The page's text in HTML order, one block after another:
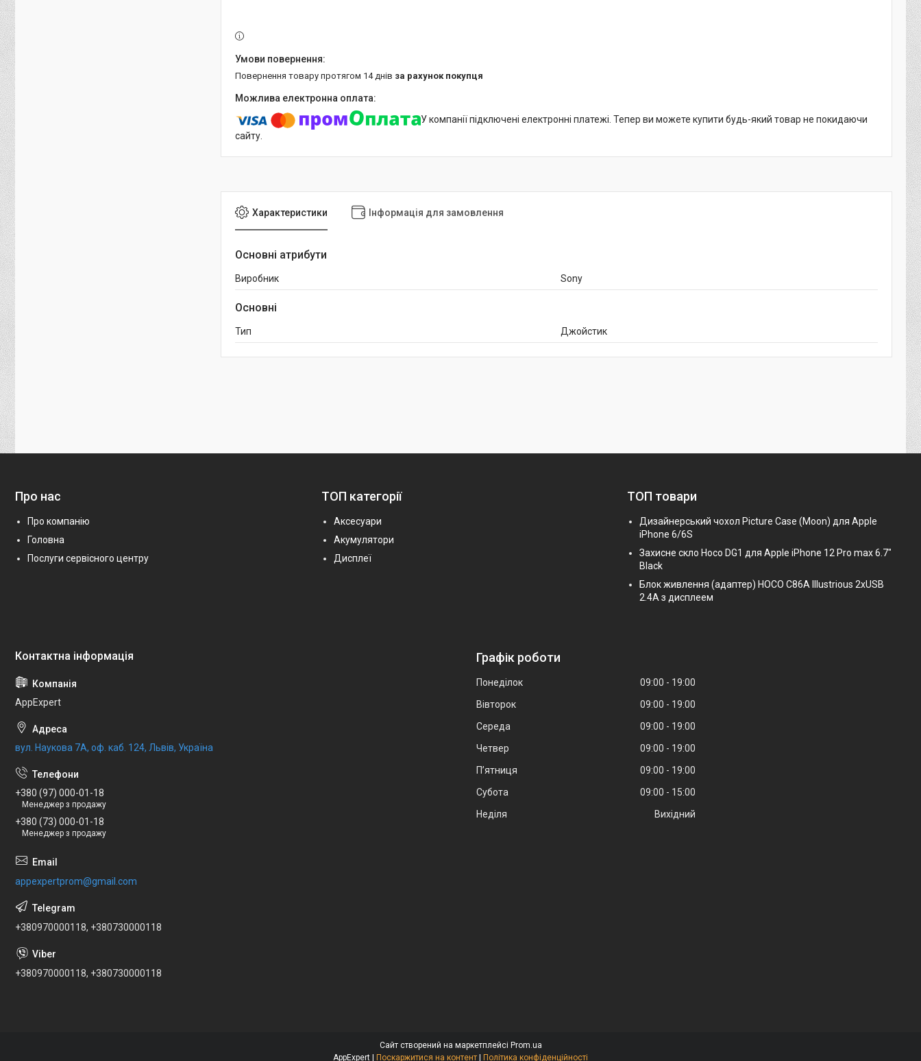
повернення товару протягом 14 днів за рахунок покупця
У компанії підключені електронні платежі. Тепер ви можете купити будь-який товар не покидаючи
сайту.
Характеристики Інформація для замовлення
Основні атрибути
Виробник Sony
Основні
Тип Джойстик
Про нас
Про компанію
Головна
Послуги сервісного центру
ТОП категорії
Аксесуари
Акумулятори
Дисплеї
ТОП товари
Дизайнерський чохол Picture Case (Moon) для Apple
iPhone 6/6S
Захисне скло Hoco DG1 для Apple iPhone 12 Pro max 6.7"
Black
Блок живлення (адаптер) HOCO C86A Illustrious 2xUSB
2.4A з дисплеем
AppExpert
вул. Наукова 7А, оф. каб. 124, Львів, Україна
+380 (97) 000-01-18
Менеджер з продажу
+380 (73) 000-01-18
Менеджер з продажу
appexpertprom@gmail.com
+380970000118, +380730000118
+380970000118, +380730000118
Графік роботи
Понеділок 09:00
19:00
Вівторок
09:00
19:00
Середа
09:00
19:00
Четвер
09:00
19:00
Пʼятниця
09:00
19:00
Субота
09:00
15:00
Неділя
Вихідний
Сайт створений на маркетплейсі Prom.ua
AppExpert | Поскаржитися на контент | Політика конфіденційності